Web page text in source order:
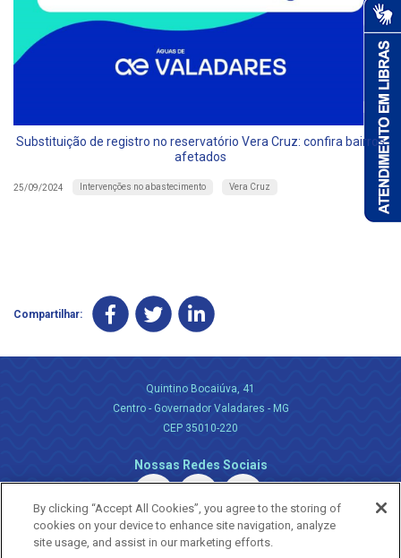
Substituição de registro no reservatório Vera Cruz: confira bairros
afetados
25/09/2024 Intervenções no abastecimento Vera Cruz
Compartilhar:
Quintino Bocaiúva, 41
Centro - Governador Valadares - MG
CEP 35010-220
Nossas Redes Sociais
By clicking “Accept All Cookies”, you agree to the storing of
cookies on your device to enhance site navigation, analyze
site usage, and assist in our marketing efforts.